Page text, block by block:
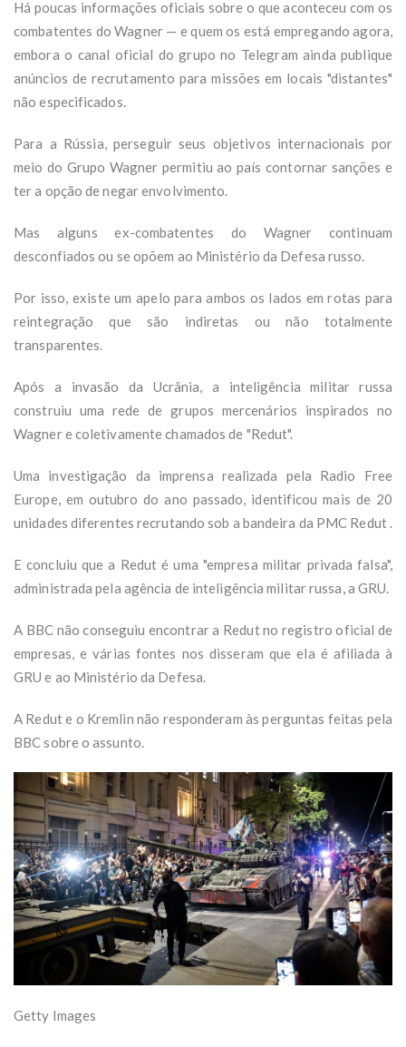
Há poucas informações oficiais sobre o que aconteceu com os
combatentes do Wagner — e quem os está empregando agora,
embora o canal oficial do grupo no Telegram ainda publique
anúncios de recrutamento para missões em locais "distantes"
não especificados.
Para a Rússia, perseguir seus objetivos internacionais por
meio do Grupo Wagner permitiu ao país contornar sanções e
ter a opção de negar envolvimento.
Mas alguns ex-combatentes do Wagner continuam
desconfiados ou se opõem ao Ministério da Defesa russo.
Por isso, existe um apelo para ambos os lados em rotas para
reintegração que são indiretas ou não totalmente
transparentes.
Após a invasão da Ucrânia, a inteligência militar russa
construiu uma rede de grupos mercenários inspirados no
Wagner e coletivamente chamados de "Redut".
Uma investigação da imprensa realizada pela Radio Free
Europe, em outubro do ano passado, identificou mais de 20
unidades diferentes recrutando sob a bandeira da PMC Redut .
E concluiu que a Redut é uma "empresa militar privada falsa",
administrada pela agência de inteligência militar russa, a GRU.
A BBC não conseguiu encontrar a Redut no registro oficial de
empresas, e várias fontes nos disseram que ela é afiliada à
GRU e ao Ministério da Defesa.
A Redut e o Kremlin não responderam às perguntas feitas pela
BBC sobre o assunto.
Getty Images